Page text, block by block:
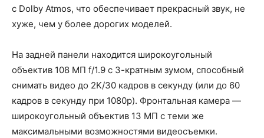
с Dolby Atmos, что обеспечивает прекрасный звук, не
хуже, чем у более дорогих моделей.
На задней панели находится широкоугольный
объектив 108 МП f/1.9 с 3-кратным зумом, способный
снимать видео до 2K/30 кадров в секунду (или до 60
кадров в секунду при 1080p). Фронтальная камера —
широкоугольный объектив 13 МП с теми же
максимальными возможностями видеосъемки.